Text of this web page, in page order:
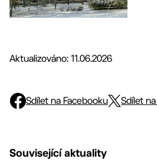
Aktualizováno: 11.06.2026
Sdílet na Facebooku Sdílet
Související aktuality